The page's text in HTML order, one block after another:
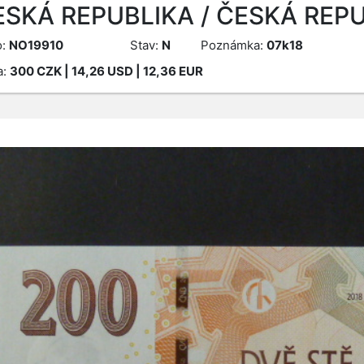
REPUBLIKA / ČESKÁ
NO19910 Stav: N Poznámka: 07k18
300CZK| 14,26 USD | 12,36 EUR